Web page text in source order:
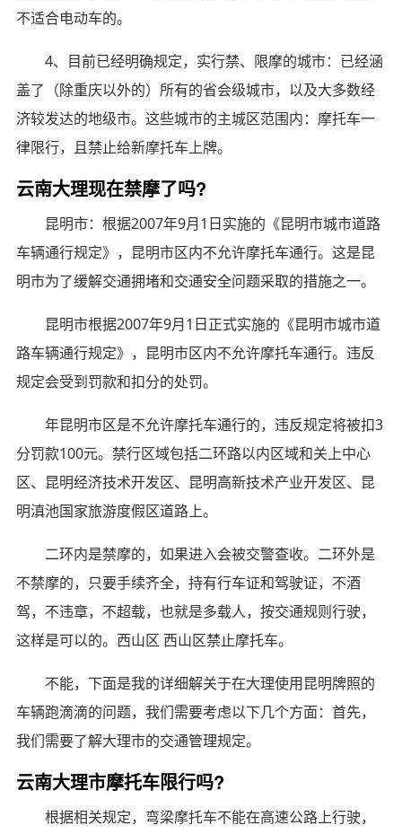
不适合电动车的。
4、目前已经明确规定，实行禁、限摩的城市：已经涵
盖了（除重庆以外的）所有的省会级城市，以及大多数经
济较发达的地级市。这些城市的主城区范围内：摩托车一
律限行，且禁止给新摩托车上牌。
云南大理现在禁摩了吗?
昆明市：根据2007年9月1日实施的《昆明市城市道路
车辆通行规定》，昆明市区内不允许摩托车通行。这是昆
明市为了缓解交通拥堵和交通安全问题采取的措施之一。
昆明市根据2007年9月1日正式实施的《昆明市城市道
路车辆通行规定》，昆明市区内不允许摩托车通行。违反
规定会受到罚款和扣分的处罚。
年昆明市区是不允许摩托车通行的，违反规定将被扣3
分罚款100元。禁行区域包括二环路以内区域和关上中心
区、昆明经济技术开发区、昆明高新技术产业开发区、昆
明滇池国家旅游度假区道路上。
二环内是禁摩的，如果进入会被交警查收。二环外是
不禁摩的，只要手续齐全，持有行车证和驾驶证，不酒
驾，不违章，不超载，也就是多载人，按交通规则行驶，
这样是可以的。西山区 西山区禁止摩托车。
不能，下面是我的详细解关于在大理使用昆明牌照的
车辆跑滴滴的问题，我们需要考虑以下几个方面：首先，
我们需要了解大理市的交通管理规定。
云南大理市摩托车限行吗?
根据相关规定，弯梁摩托车不能在高速公路上行驶，